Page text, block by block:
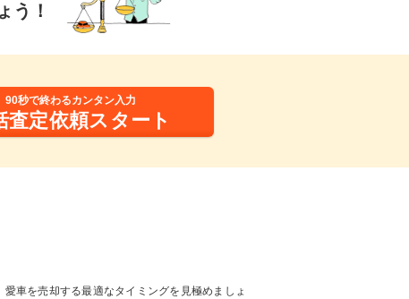
う！
90秒で終わるカンタン入力
査定依頼スタート
車を売却する最適なタイミングを見極めましょ